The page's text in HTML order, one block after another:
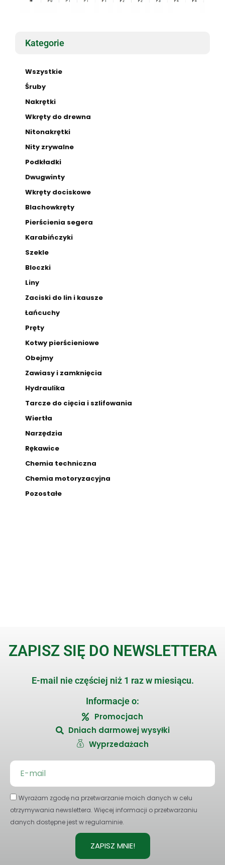
Kategorie
Wszystkie
Śruby
Nakrętki
Wkręty do drewna
Nitonakrętki
Nity zrywalne
Podkładki
Dwugwinty
Wkręty dociskowe
Blachowkręty
Pierścienia segera
Karabińczyki
Szekle
Bloczki
Liny
Zaciski do lin i kausze
Łańcuchy
Pręty
Kotwy pierścieniowe
Obejmy
Zawiasy i zamknięcia
Hydraulika
Tarcze do cięcia i szlifowania
Wiertła
Narzędzia
Rękawice
Chemia techniczna
Chemia motoryzacyjna
Pozostałe
ZAPISZ SIĘ DO NEWSLETTERA
E-mail nie częściej niż 1 raz w miesiącu.
Informacje o:
Promocjach
Dniach darmowej wysyłki
Wyprzedażach
Wyrażam zgodę na przetwarzanie moich danych w celu
otrzymywania newslettera. Więcej informacji o przetwarzaniu
danych dostępne jest w regulaminie.
ZAPISZ MNIE!